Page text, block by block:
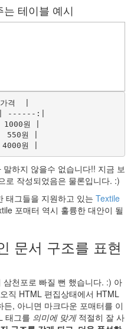
테이블 예시
격  |
------:|
원 |
원 |
하지 않을수 없습니다!! 지금 보
로 작성되었음은 물론입니다. :)
태그들을 지원하고 있는 Textile
포매터 역시 훌륭한 대안이 될
문서 구조를 표현
천포로 빠질 뻔 했습니다. :) 아
직 HTML 편집상태에서 HTML
, 아니면 마크다운 포매터를 이
태그를 의미에 맞게적절히 잘 사